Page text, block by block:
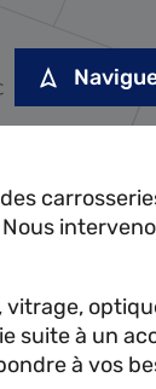
Nous
vitrage,
suite à un
à vos